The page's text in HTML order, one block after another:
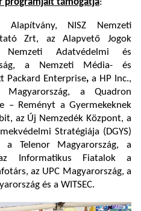
Alapítvány, NISZ Nemzeti
Zrt, az Alapvető Jogok
Adatvédelmi és
a Nemzeti Média- és
Packard Enterprise, a HP Inc.,
a Quadron
– Reményt a Gyermekeknek
az Új Nemzedék Központ, a
Stratégiája (DGYS)
Telenor Magyarország, a
Informatikus Fiatalok a
az UPC Magyarország, a
és a WITSEC.